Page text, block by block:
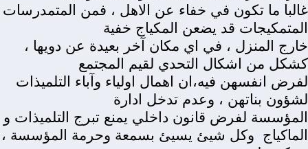
غالبا ما تكون في خفاء عن الاهل ، فمن المتمدرسات
المتمكيجات قد يضعن المكياج خفية
خارج المنزل ، في اي مكان آخر بعيدة عن دويها ،
كشكل من اشكال التحدي لقيم المجتمع
لفرض انفسهن فيه،ان اهمال اولياء وآباء التلميذات
لشؤون بناتهن ، وعدم تدخل ادارة
المؤسسة لفرض قانون داخلي يمنع تبرج التلميذات و
الماكياج وكل شيئ يسيئ بسمعة وحرمة المؤسسة ،